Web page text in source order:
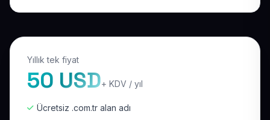
Yıllık tek fiyat
50 USD+ KDV / yıl
Ücretsiz .com.tr alan adı